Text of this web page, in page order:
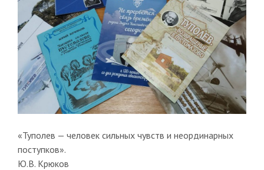
«Туполев — человек сильных чувств и неординарных
поступков».
Ю.В. Крюков